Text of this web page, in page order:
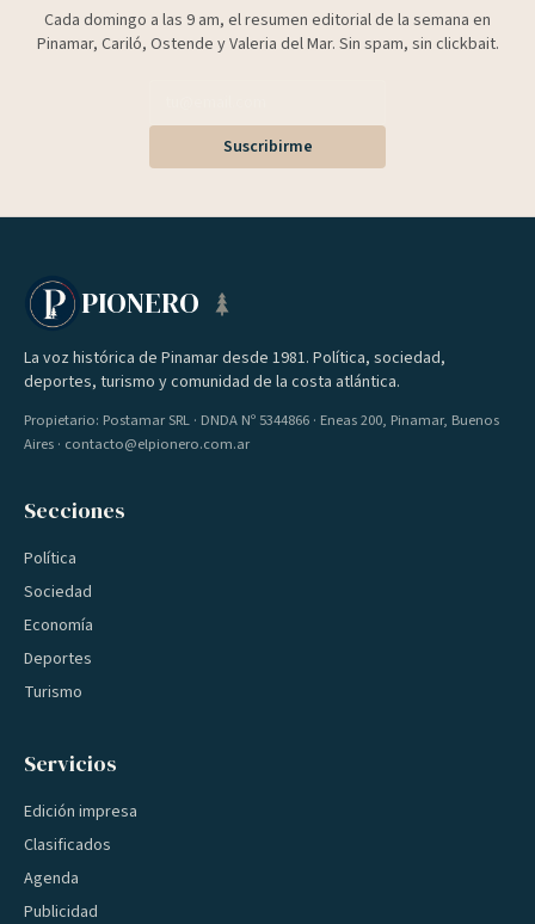
Cada domingo a las 9 am, el resumen editorial de la semana en
Pinamar, Cariló, Ostende y Valeria del Mar. Sin spam, sin clickbait.
Suscribirme
PIONERO
La voz histórica de Pinamar desde 1981. Política, sociedad,
deportes, turismo y comunidad de la costa atlántica.
Propietario: Postamar SRL · DNDA Nº 5344866 · Eneas 200, Pinamar, Buenos
Aires · contacto@elpionero.com.ar
Secciones
Política
Sociedad
Economía
Deportes
Turismo
Servicios
Edición impresa
Clasificados
Agenda
Publicidad